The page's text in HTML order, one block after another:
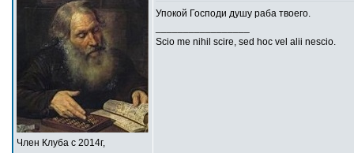
Член Клуба с 2014г,
Упокой Господи душу раба твоего.
Scio me nihil scire, sed hoc vel alii nescio.